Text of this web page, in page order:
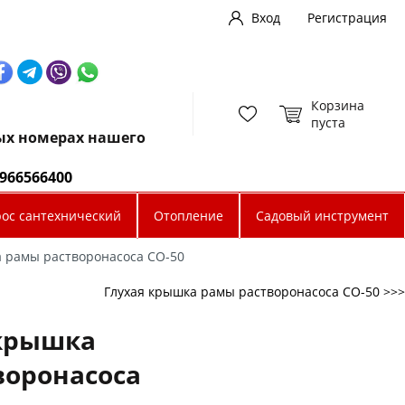
Вход
Регистрация
номерах нашего
Корзина
пуста
сантехнический Отопление Садовый инструмент
растворонасоса СО-50
Глухая крышка рамы растворонасоса СО-50 >>>